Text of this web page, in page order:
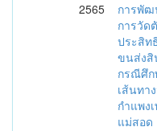
2565
การพัฒ
การวัด
ประสิท
ขนส่งสิ
กรณีศึก
เส้นทา
กำแพง
แม่สอด